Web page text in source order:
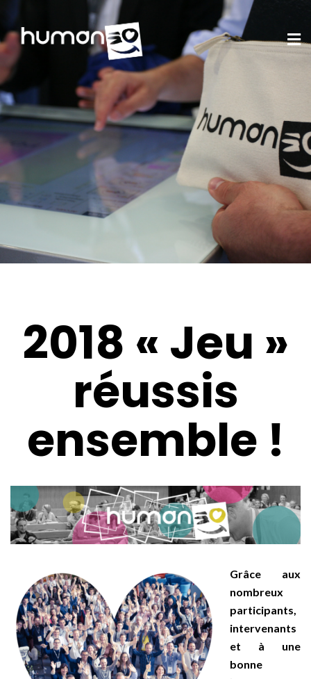
2018 « Jeu »
réussis
ensemble !
Grâce aux
nombreux
participants,
intervenants
et à une
bonne